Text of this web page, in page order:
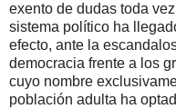
exento de dudas toda
sistema político ha
efecto, ante la
democracia frente a los
cuyo nombre
población adulta ha